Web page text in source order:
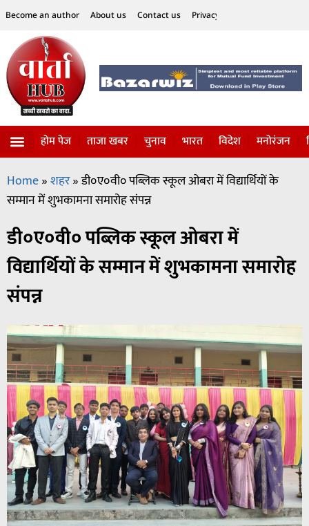
Become an author About us Contact us Privacy Policy
होम पेज ताजा खबर चुनाव भारत विदेश मनोरंजन
Home»शहर»डी०ए०वी० पब्लिक स्कूल ओबरा में विद्यार्थियों के
सम्मान में शुभकामना समारोह संपन्न
डी०ए०वी० पब्लिक स्कूल ओबरा में
विद्यार्थियों के सम्मान में शुभकामना समारोह
संपन्न